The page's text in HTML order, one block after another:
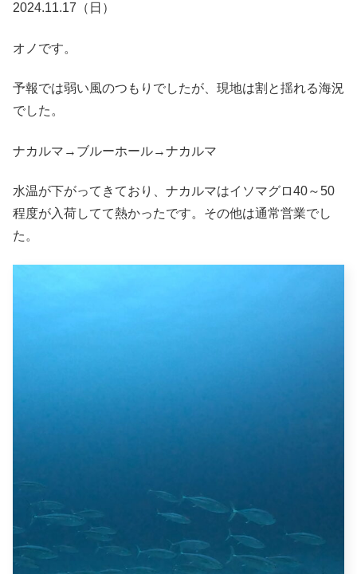
2024.11.17（日）
オノです。
予報では弱い風のつもりでしたが、現地は割と揺れる海況
でした。
ナカルマ→ブルーホール→ナカルマ
水温が下がってきており、ナカルマはイソマグロ40～50
程度が入荷してて熱かったです。その他は通常営業でし
た。